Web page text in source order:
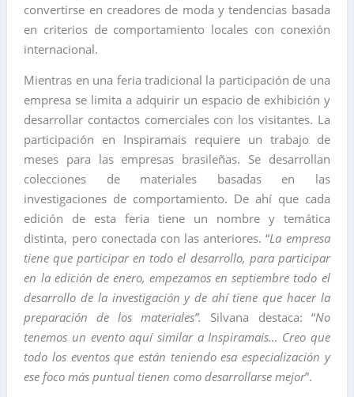
convertirse en creadores de moda y tendencias basada
en criterios de comportamiento locales con conexión
internacional.
Mientras en una feria tradicional la participación de una
empresa se limita a adquirir un espacio de exhibición y
desarrollar contactos comerciales con los visitantes. La
participación en Inspiramais requiere un trabajo de
meses para las empresas brasileñas. Se desarrollan
colecciones de materiales basadas en las
investigaciones de comportamiento. De ahí que cada
edición de esta feria tiene un nombre y temática
distinta, pero conectada con las anteriores. “La empresa
tiene que participar en todo el desarrollo, para participar
en la edición de enero, empezamos en septiembre todo el
desarrollo de la investigación y de ahí tiene que hacer la
preparación de los materiales”.
Silvana destaca: “No
tenemos un evento aquí similar a Inspiramais… Creo que
todo los eventos que están teniendo esa especialización y
ese foco más puntual tienen como desarrollarse mejor”.